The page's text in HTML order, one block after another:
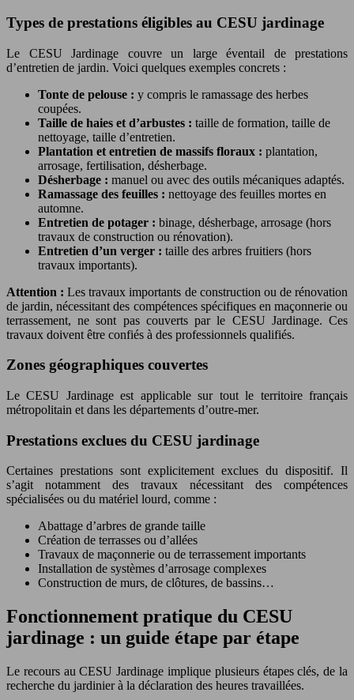
Types de prestations éligibles au CESU jardinage
Le CESU Jardinage couvre un large éventail de prestations
d’entretien de jardin. Voici quelques exemples concrets :
Tonte de pelouse : y compris le ramassage des herbes
coupées.
Taille de haies et d’arbustes : taille de formation, taille de
nettoyage, taille d’entretien.
Plantation et entretien de massifs floraux : plantation,
arrosage, fertilisation, désherbage.
Désherbage : manuel ou avec des outils mécaniques adaptés.
Ramassage des feuilles : nettoyage des feuilles mortes en
automne.
Entretien de potager : binage, désherbage, arrosage (hors
travaux de construction ou rénovation).
Entretien d’un verger : taille des arbres fruitiers (hors
travaux importants).
Attention :Les travaux importants de construction ou de rénovation
de jardin, nécessitant des compétences spécifiques en maçonnerie ou
terrassement, ne sont pas couverts par le CESU Jardinage. Ces
travaux doivent être confiés à des professionnels qualifiés.
Zones géographiques couvertes
Le CESU Jardinage est applicable sur tout le territoire français
métropolitain et dans les départements d’outre-mer.
Prestations exclues du CESU jardinage
Certaines prestations sont explicitement exclues du dispositif. Il
s’agit notamment des travaux nécessitant des compétences
spécialisées ou du matériel lourd, comme :
Abattage d’arbres de grande taille
Création de terrasses ou d’allées
Travaux de maçonnerie ou de terrassement importants
Installation de systèmes d’arrosage complexes
Construction de murs, de clôtures, de bassins…
Fonctionnement pratique du CESU
jardinage : un guide étape par étape
Le recours au CESU Jardinage implique plusieurs étapes clés, de la
recherche du jardinier à la déclaration des heures travaillées.